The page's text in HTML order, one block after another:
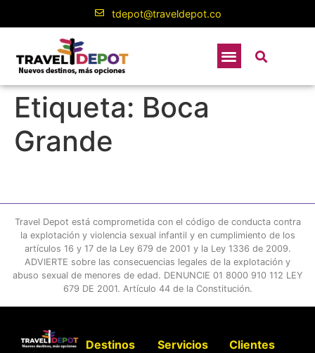
tdepot@traveldepot.co
Etiqueta: Boca
Grande
Travel Depot está comprometida con el código de conducta contra
la explotación y violencia sexual infantil y en cumplimiento de los
artículos 16 y 17 de la Ley 679 de 2001 y la Ley 1336 de 2009.
ADVIERTE sobre las consecuencias legales de la explotación y
abuso sexual de menores de edad. DENUNCIE 01 8000 910 112 LEY
679 DE 2001. Artículo 44 de la Constitución.
Destinos Servicios Clientes